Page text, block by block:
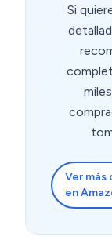
Si
Ver más
en